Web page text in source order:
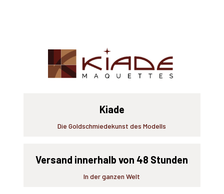
Kiade
Die Goldschmiedekunst des Modells
Versand innerhalb von 48 Stunden
In der ganzen Welt